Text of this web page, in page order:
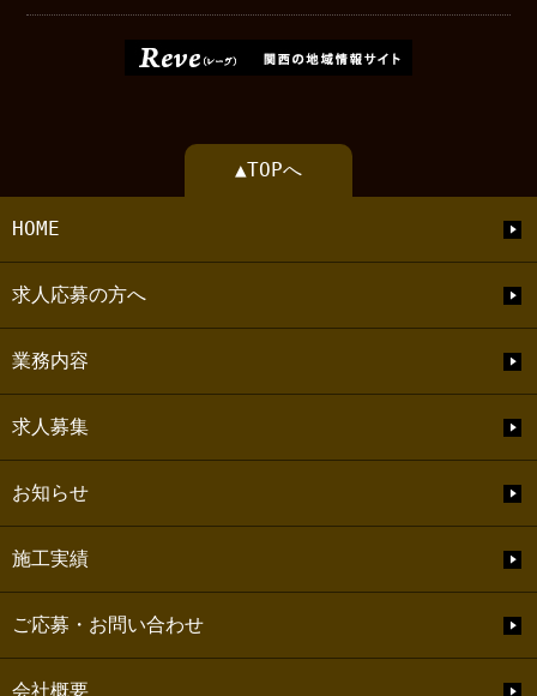
▲TOPへ
HOME
求人応募の方へ
業務内容
求人募集
お知らせ
施工実績
ご応募・お問い合わせ
会社概要